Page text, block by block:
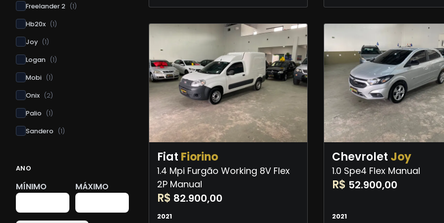
Freelander 2 (1)
Hb20x (1)
Joy (1)
Logan (1)
Mobi (1)
Onix (2)
Palio (1)
Sandero (1)
ANO
MÍNIMO MÁXIMO
Fiat Fiorino
1.4 Mpi Furgão Working 8V Flex
2P Manual
R$ 82.900,00
2021
Chevrolet Joy
1.0 Spe4 Flex Manual
R$ 52.900,00
2021